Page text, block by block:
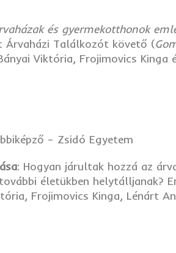
és gyermekotthonok
Árvaházi Találkozót követő (
Viktória, Frojimovics Kinga
– Zsidó Egyetem
: Hogyan járultak hozzá az
életükben helytálljanak?
Frojimovics Kinga, Lénárt